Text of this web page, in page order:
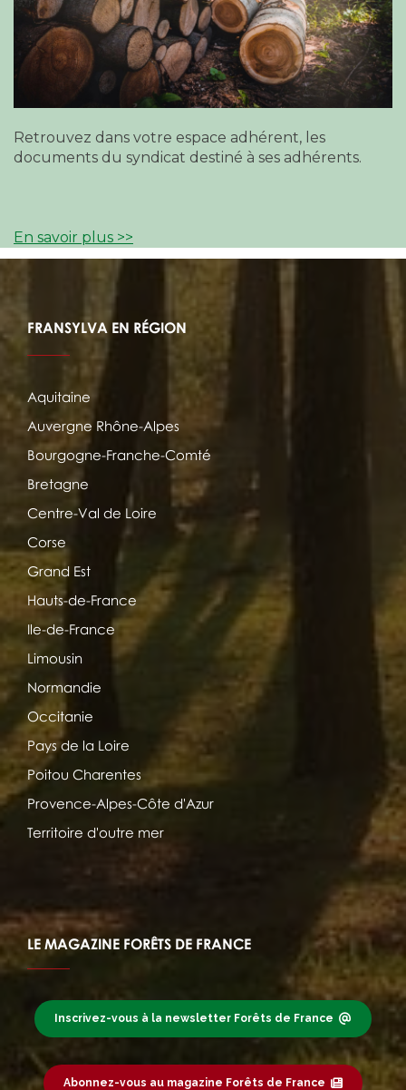
Retrouvez dans votre espace adhérent, les
documents du syndicat destiné à ses adhérents.
En savoir plus >>
FRANSYLVA EN RÉGION
Aquitaine
Auvergne Rhône-Alpes
Bourgogne-Franche-Comté
Bretagne
Centre-Val de Loire
Corse
Grand Est
Hauts-de-France
Ile-de-France
Limousin
Normandie
Occitanie
Pays de la Loire
Poitou Charentes
Provence-Alpes-Côte d'Azur
Territoire d'outre mer
LE MAGAZINE FORÊTS DE FRANCE
Inscrivez-vous à la newsletter Forêts de France
Abonnez-vous au magazine Forêts de France